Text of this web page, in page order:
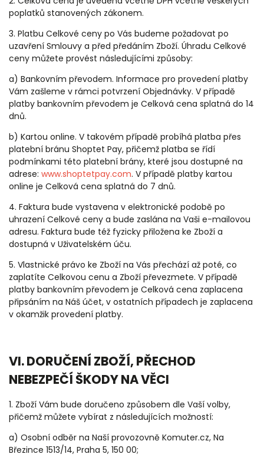
poplatků stanovených zákonem.
3. Platbu Celkové ceny po Vás budeme požadovat po
uzavření Smlouvy a před předáním Zboží. Úhradu Celkové
ceny můžete provést následujícími způsoby:
a) Bankovním převodem. Informace pro provedení platby
Vám zašleme v rámci potvrzení Objednávky. V případě
platby bankovním převodem je Celková cena splatná do 14
dnů.
b) Kartou online. V takovém případě probíhá platba přes
platební bránu Shoptet Pay, přičemž platba se řídí
podmínkami této platební brány, které jsou dostupné na
adrese: www.shoptetpay.com. V případě platby kartou
online je Celková cena splatná do 7 dnů.
4. Faktura bude vystavena v elektronické podobě po
uhrazení Celkové ceny a bude zaslána na Vaši e-mailovou
adresu. Faktura bude též fyzicky přiložena ke Zboží a
dostupná v Uživatelském úču.
5. Vlastnické právo ke Zboží na Vás přechází až poté, co
zaplatíte Celkovou cenu a Zboží převezmete. V případě
platby bankovním převodem je Celková cena zaplacena
připsáním na Náš účet, v ostatních případech je zaplacena
v okamžik provedení platby.
VI. DORUČENÍ ZBOŽÍ, PŘECHOD
NEBEZPEČÍ ŠKODY NA VĚCI
1. Zboží Vám bude doručeno způsobem dle Vaší volby,
přičemž můžete vybírat z následujících možností:
a) Osobní odběr na Naší provozovně Komuter.cz, Na
Březince 1513/14, Praha 5, 150 00;